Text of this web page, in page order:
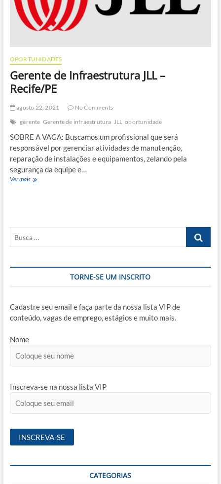
OPORTUNIDADES
Gerente de Infraestrutura JLL –
Recife/PE
agosto 22, 2021
No Comments
gerente Gerente de infraestrutura JLL oportunidade
SOBRE A VAGA: Buscamos um profissional que será
responsável por gerenciar atividades de manutenção,
reparação de instalações e equipamentos, zelando pela
segurança da equipe e…
Ver maisGerente
Busca
TORNE-SE UM INSCRITO
Cadastre seu email e faça parte da nossa lista VIP de
conteúdo, vagas de emprego, estágios e muito mais.
Nome
Inscreva-se na nossa lista VIP
CATEGORIAS